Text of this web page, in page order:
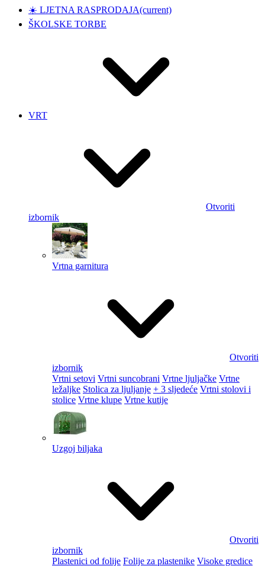
☀️ LJETNA RASPRODAJA(current)
ŠKOLSKE TORBE
VRT
Otvoriti
izbornik
Vrtna garnitura
Otvoriti
izbornik
Vrtni setovi Vrtni suncobrani Vrtne ljuljačke Vrtne
ležaljke Stolica za ljuljanje + 3 sljedeće Vrtni stolovi i
stolice Vrtne klupe Vrtne kutije
Uzgoj biljaka
Otvoriti
izbornik
Plastenici od folije Folije za plastenike Visoke gredice